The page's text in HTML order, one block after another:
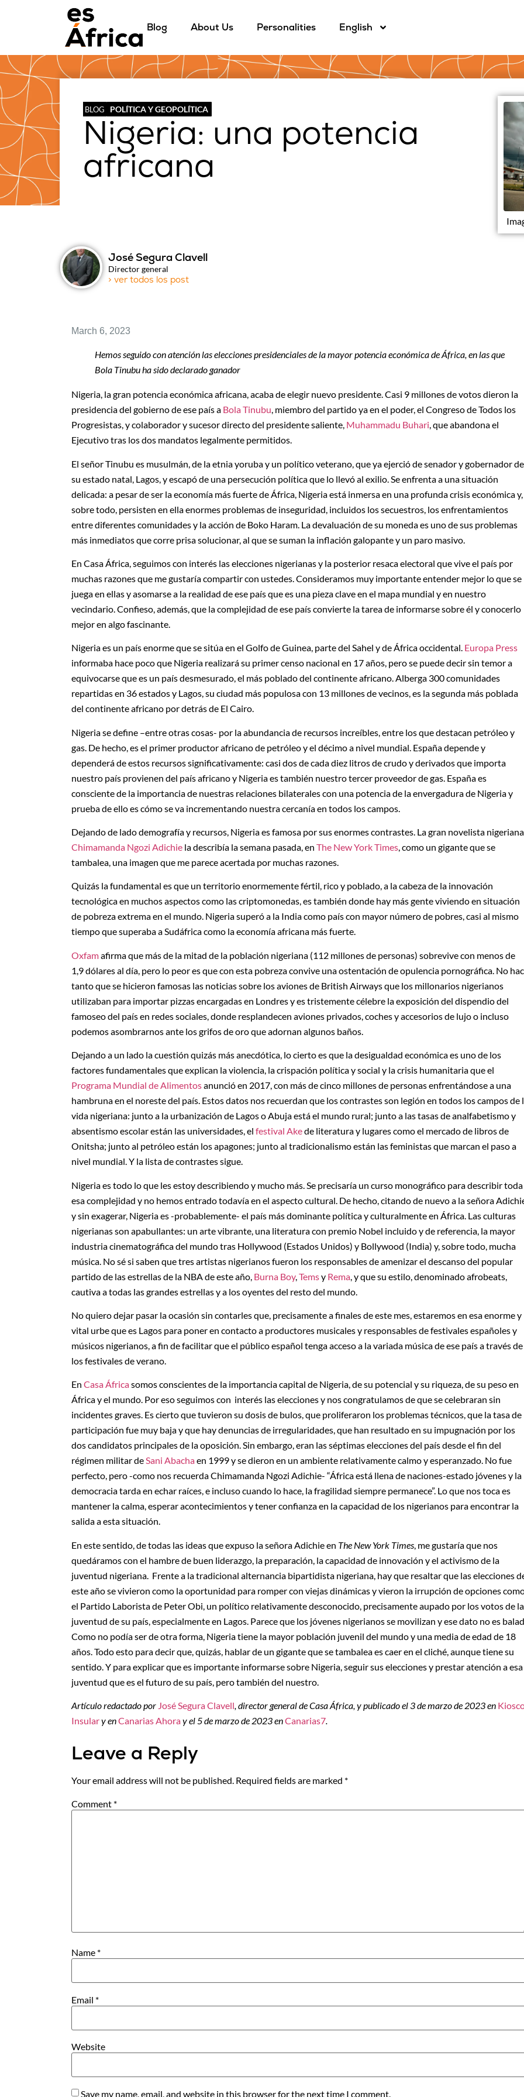
Blog About Us Personalities English
BLOG POLÍTICA Y GEOPOLÍTICA
Nigeria: una potencia
africana
José Segura Clavell
Director general
> ver todos los post
March 6, 2023
Hemos seguido con atención las elecciones presidenciales de la mayor potencia económica de África, en las que
Bola Tinubu ha sido declarado ganador
Nigeria, la gran potencia económica africana, acaba de elegir nuevo presidente. Casi 9 millones de votos dieron la
presidencia del gobierno de ese país a Bola Tinubu, miembro del partido ya en el poder, el Congreso de Todos los
Progresistas, y colaborador y sucesor directo del presidente saliente, Muhammadu Buhari, que abandona el
Ejecutivo tras los dos mandatos legalmente permitidos.
El señor Tinubu es musulmán, de la etnia yoruba y un político veterano, que ya ejerció de senador y gobernador de
su estado natal, Lagos, y escapó de una persecución política que lo llevó al exilio. Se enfrenta a una situación
delicada: a pesar de ser la economía más fuerte de África, Nigeria está inmersa en una profunda crisis económica y,
sobre todo, persisten en ella enormes problemas de inseguridad, incluidos los secuestros, los enfrentamientos
entre diferentes comunidades y la acción de Boko Haram. La devaluación de su moneda es uno de sus problemas
más inmediatos que corre prisa solucionar, al que se suman la inflación galopante y un paro masivo.
En Casa África, seguimos con interés las elecciones nigerianas y la posterior resaca electoral que vive el país por
muchas razones que me gustaría compartir con ustedes. Consideramos muy importante entender mejor lo que se
juega en ellas y asomarse a la realidad de ese país que es una pieza clave en el mapa mundial y en nuestro
vecindario. Confieso, además, que la complejidad de ese país convierte la tarea de informarse sobre él y conocerlo
mejor en algo fascinante.
Nigeria es un país enorme que se sitúa en el Golfo de Guinea, parte del Sahel y de África occidental. Europa Press
informaba hace poco que Nigeria realizará su primer censo nacional en 17 años, pero se puede decir sin temor a
equivocarse que es un país desmesurado, el más poblado del continente africano. Alberga 300 comunidades
repartidas en 36 estados y Lagos, su ciudad más populosa con 13 millones de vecinos, es la segunda más poblada
del continente africano por detrás de El Cairo.
Nigeria se define –entre otras cosas- por la abundancia de recursos increíbles, entre los que destacan petróleo y
gas. De hecho, es el primer productor africano de petróleo y el décimo a nivel mundial. España depende y
dependerá de estos recursos significativamente: casi dos de cada diez litros de crudo y derivados que importa
nuestro país provienen del país africano y Nigeria es también nuestro tercer proveedor de gas. España es
consciente de la importancia de nuestras relaciones bilaterales con una potencia de la envergadura de Nigeria y
prueba de ello es cómo se va incrementando nuestra cercanía en todos los campos.
Dejando de lado demografía y recursos, Nigeria es famosa por sus enormes contrastes. La gran novelista nigeriana
Chimamanda Ngozi Adichie la describía la semana pasada, en The New York Times, como un gigante que se
tambalea, una imagen que me parece acertada por muchas razones.
Quizás la fundamental es que un territorio enormemente fértil, rico y poblado, a la cabeza de la innovación
tecnológica en muchos aspectos como las criptomonedas, es también donde hay más gente viviendo en situación
de pobreza extrema en el mundo. Nigeria superó a la India como país con mayor número de pobres, casi al mismo
tiempo que superaba a Sudáfrica como la economía africana más fuerte.
Oxfamafirma que más de la mitad de la población nigeriana (112 millones de personas) sobrevive con menos de
1,9 dólares al día, pero lo peor es que con esta pobreza convive una ostentación de opulencia pornográfica. No
tanto que se hicieron famosas las noticias sobre los aviones de British Airways que los millonarios nigerianos
utilizaban para importar pizzas encargadas en Londres y es tristemente célebre la exposición del dispendio del
famoseo del país en redes sociales, donde resplandecen aviones privados, coches y accesorios de lujo o incluso
podemos asombrarnos ante los grifos de oro que adornan algunos baños.
Dejando a un lado la cuestión quizás más anecdótica, lo cierto es que la desigualdad económica es uno de los
factores fundamentales que explican la violencia, la crispación política y social y la crisis humanitaria que el
Programa Mundial de Alimentosanunció en 2017, con más de cinco millones de personas enfrentándose a una
hambruna en el noreste del país. Estos datos nos recuerdan que los contrastes son legión en todos los campos de
vida nigeriana: junto a la urbanización de Lagos o Abuja está el mundo rural; junto a las tasas de analfabetismo y
absentismo escolar están las universidades, el festival Akede literatura y lugares como el mercado de libros de
Onitsha; junto al petróleo están los apagones; junto al tradicionalismo están las feministas que marcan el paso a
nivel mundial. Y la lista de contrastes sigue.
Nigeria es todo lo que les estoy describiendo y mucho más. Se precisaría un curso monográfico para describir toda
esa complejidad y no hemos entrado todavía en el aspecto cultural. De hecho, citando de nuevo a la señora
y sin exagerar, Nigeria es -probablemente- el país más dominante política y culturalmente en África. Las culturas
nigerianas son apabullantes: un arte vibrante, una literatura con premio Nobel incluido y de referencia, la mayor
industria cinematográfica del mundo tras Hollywood (Estados Unidos) y Bollywood (India) y, sobre todo, mucha
música. No sé si saben que tres artistas nigerianos fueron los responsables de amenizar el descanso del popular
partido de las estrellas de la NBA de este año, Burna Boy, Temsy Rema , y que su estilo, denominado afrobeats,
cautiva a todas las grandes estrellas y a los oyentes del resto del mundo.
No quiero dejar pasar la ocasión sin contarles que, precisamente a finales de este mes, estaremos en esa enorme y
vital urbe que es Lagos para poner en contacto a productores musicales y responsables de festivales españoles y
músicos nigerianos, a fin de facilitar que el público español tenga acceso a la variada música de ese país a través de
los festivales de verano.
En Casa Áfricasomos conscientes de la importancia capital de Nigeria, de su potencial y su riqueza, de su peso en
África y el mundo. Por eso seguimos con interés las elecciones y nos congratulamos de que se celebraran sin
incidentes graves. Es cierto que tuvieron su dosis de bulos, que proliferaron los problemas técnicos, que la tasa de
participación fue muy baja y que hay denuncias de irregularidades, que han resultado en su impugnación por los
dos candidatos principales de la oposición. Sin embargo, eran las séptimas elecciones del país desde el fin del
régimen militar deSani Abachaen 1999 y se dieron en un ambiente relativamente calmo y esperanzado. No fue
perfecto, pero -como nos recuerda Chimamanda Ngozi Adichie- “África está llena de naciones-estado jóvenes y la
democracia tarda en echar raíces, e incluso cuando lo hace, la fragilidad siempre permanece”. Lo que nos toca es
mantener la calma, esperar acontecimientos y tener confianza en la capacidad de los nigerianos para encontrar la
salida a esta situación.
En este sentido, de todas las ideas que expuso la señora Adichie en The New York Times, me gustaría que nos
quedáramos con el hambre de buen liderazgo, la preparación, la capacidad de innovación y el activismo de la
juventud nigeriana. Frente a la tradicional alternancia bipartidista nigeriana, hay que resaltar que las elecciones
este año se vivieron como la oportunidad para romper con viejas dinámicas y vieron la irrupción de opciones
el Partido Laborista de Peter Obi, un político relativamente desconocido, precisamente aupado por los votos de la
juventud de su país, especialmente en Lagos. Parece que los jóvenes nigerianos se movilizan y ese dato no es
Como no podía ser de otra forma, Nigeria tiene la mayor población juvenil del mundo y una media de edad de 18
años. Todo esto para decir que, quizás, hablar de un gigante que se tambalea es caer en el cliché, aunque tiene su
sentido. Y para explicar que es importante informarse sobre Nigeria, seguir sus elecciones y prestar atención a esa
juventud que es el futuro de su país, pero también del nuestro.
Artículo redactado por José Segura Clavell, director general de Casa África, y publicado el 3 de marzo de 2023 en
Insulary enCanarias Ahoray el 5 de marzo de 2023 enCanarias7.
Leave a Reply
Your email address will not be published. Required fields are marked *
Comment *
Name *
Email *
Website
Save my name, email, and website in this browser for the next time I comment.